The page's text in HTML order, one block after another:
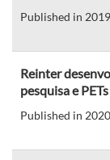
Published in
Reinter
pesquisa e
Published in